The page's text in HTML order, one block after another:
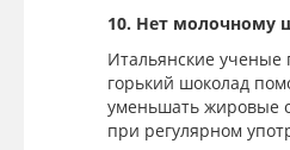
10. Нет молочному
Итальянские
горький шоколад
уменьшать жировые
при регулярном